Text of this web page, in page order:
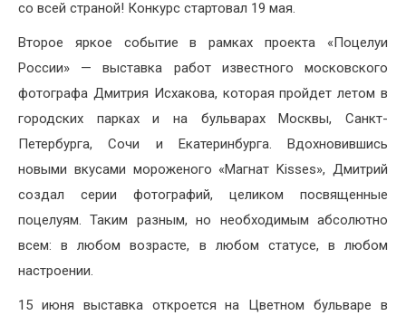
со всей страной! Конкурс стартовал 19 мая.
Второе яркое событие в рамках проекта «Поцелуи
России» — выставка работ известного московского
фотографа Дмитрия Исхакова, которая пройдет летом в
городских парках и на бульварах Москвы, Санкт-
Петербурга, Сочи и Екатеринбурга. Вдохновившись
новыми вкусами мороженого «Магнат Kisses», Дмитрий
создал серии фотографий, целиком посвященные
поцелуям. Таким разным, но необходимым абсолютно
всем: в любом возрасте, в любом статусе, в любом
настроении.
15 июня выставка откроется на Цветном бульваре в